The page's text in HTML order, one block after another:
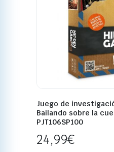
Juego de
Bailando sobre la
PJT106SP100
24,99€